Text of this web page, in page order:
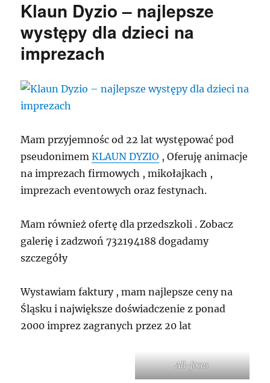
Klaun Dyzio – najlepsze
występy dla dzieci na
imprezach
Mam przyjemnośc od 22 lat występować pod
pseudonimemKLAUN DYZIO , Oferuję animacje
na imprezach firmowych , mikołajkach ,
imprezach eventowych oraz festynach.
Mam również ofertę dla przedszkoli . Zobacz
galerię i zadzwoń 732194188 dogadamy
szczegóły
Wystawiam faktury , mam najlepsze ceny na
Śląsku i największe doświadczenie z ponad
2000 imprez zagranych przez 20 lat
All-focus